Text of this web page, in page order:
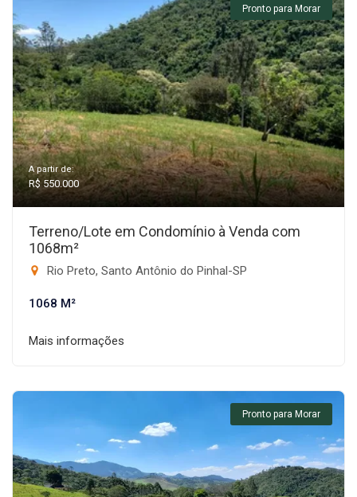
Pronto para Morar
A partir de:
R$ 550.000
Terreno/Lote em Condomínio à Venda com
1068m²
Rio Preto, Santo Antônio do Pinhal-SP
1068 M²
Mais informações
Pronto para Morar